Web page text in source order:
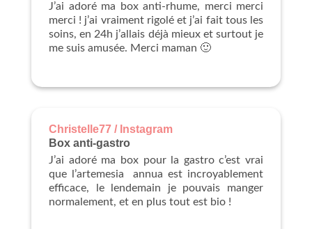
J’ai adoré ma box anti-rhume, merci merci
merci ! j’ai vraiment rigolé et j’ai fait tous les
soins, en 24h j’allais déjà mieux et surtout je
me suis amusée. Merci maman 🙂
Christelle77 / Instagram
Box anti-gastro
J’ai adoré ma box pour la gastro c’est vrai
que l’artemesia annua est incroyablement
efficace, le lendemain je pouvais manger
normalement, et en plus tout est bio !